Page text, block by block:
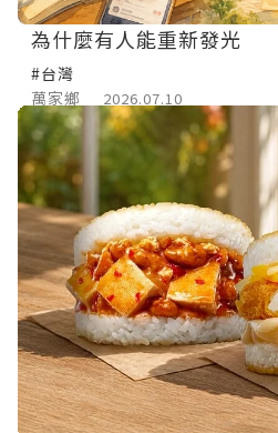
為什麼有人能重新發光
#台灣
萬家鄉
2026.07.10